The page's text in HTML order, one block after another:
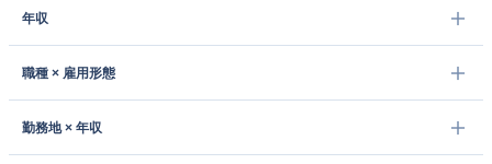
年収
職種 × 雇用形態
勤務地 × 年収